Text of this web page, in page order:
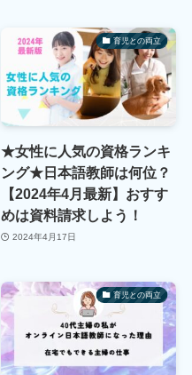
育児との両立
★女性に人気の資格ランキ
ング★日本語教師は何位？
【2024年4月最新】おすす
めは資料請求しよう！
2024年4月17日
育児との両立